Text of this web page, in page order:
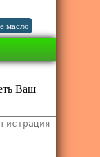
масло
Ваш